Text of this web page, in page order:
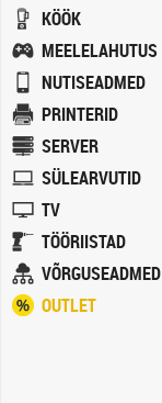
KÖÖK
MEELELAHUTUS
NUTISEADMED
PRINTERID
SERVER
SÜLEARVUTID
TV
TÖÖRIISTAD
VÕRGUSEADMED
OUTLET